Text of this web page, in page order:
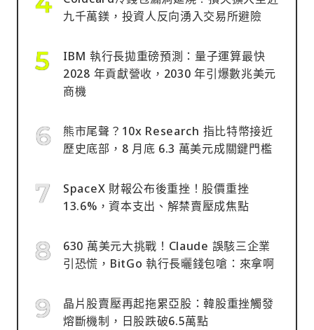
九千萬鎂，投資人反向湧入交易所避險
IBM 執行長拋重磅預測：量子運算最快
2028 年貢獻營收，2030 年引爆數兆美元
商機
熊市尾聲？10x Research 指比特幣接近
歷史底部，8 月底 6.3 萬美元成關鍵門檻
SpaceX 財報公布後重挫！股價重挫
13.6%，資本支出、解禁賣壓成焦點
630 萬美元大挑戰！Claude 誤駭三企業
引恐慌，BitGo 執行長曬錢包嗆：來拿啊
晶片股賣壓再起拖累亞股：韓股重挫觸發
熔斷機制，日股跌破6.5萬點